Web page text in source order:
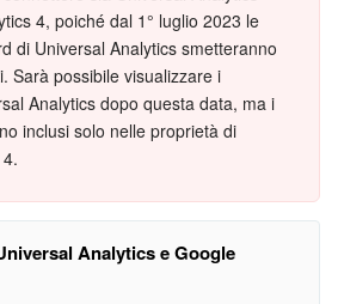
4, poiché dal 1° luglio 2023 le
di Universal Analytics smetteranno
Sarà possibile visualizzare i
Analytics dopo questa data, ma i
inclusi solo nelle proprietà di
Analytics e Google